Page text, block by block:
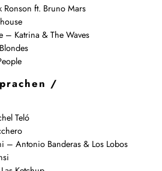
ft. Bruno Mars
– Katrina & The Waves
/
Teló
– Antonio Banderas & Los Lobos